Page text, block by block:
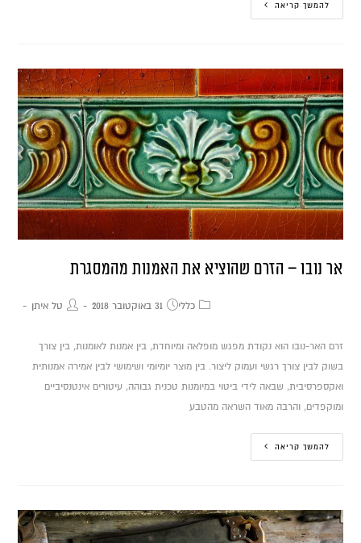
להמשך קריאה
אר נובו – הזרם שהוציא את האמנות מהמסגרת
טל איתן 31 באוקטובר 2018 כללי
זרם האר-נובו הוא נקודת מפגש מופלאה ומיוחדת, בין אמנות לאומנות, בין צורך
בשוק לבין צורך רגשי ועמוק ליצור. בין מוצר יומיומי ושימושי לבין אמירה אמנותית
ואקספרסיבית, שבאה לידי ביטוי במיומנות טכנית גבוהה, עיטורים אינטנסיביים
ומוקפדים, והרבה מאוד השראה מהטבע
להמשך קריאה